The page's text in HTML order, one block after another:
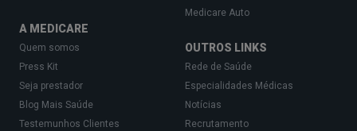
Como é feito o diagnóstico?
O diagnóstico da intolerância à frutose depende
do tipo de intolerância em questão e envolve
diferentes exames e abordagens.
A MEDICARE
Quem somos
Press Kit
Seja prestador
Blog Mais Saúde
Testemunhos Clientes
Medicare Auto
OUTROS LINKS
Rede de Saúde
Especialidades Médicas
Notícias
Recrutamento